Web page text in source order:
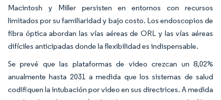
Macintosh y Miller persisten en entornos con recursos
limitados por su familiaridad y bajo costo. Los endoscopios de
fibra óptica abordan las vías aéreas de ORL y las vías aéreas
difíciles anticipadas donde la flexibilidad es indispensable.
Se prevé que las plataformas de video crezcan un 8,02%
anualmente hasta 2031 a medida que los sistemas de salud
codifiquen la intubación por video en sus directrices. A medida